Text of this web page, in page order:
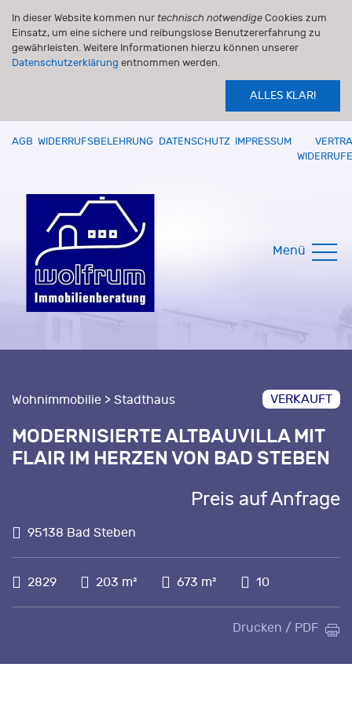
In dieser Website kommen nur technisch notwendige Cookies zum
Einsatz, um eine sichere und reibungslose Benutzererfahrung zu
gewährleisten. Weitere Informationen hierzu können unserer
Datenschutzerklärung entnommen werden.
ALLES KLAR!
AGB WIDERRUFSBELEHRUNG DATENSCHUTZ IMPRESSUM
Menü
Wohnimmobilie > Stadthaus VERKAUFT
MODERNISIERTE ALTBAUVILLA MIT
FLAIR IM HERZEN VON BAD STEBEN
95138 Bad Steben
Preis auf Anfrage
2829 203 m² 673 m² 10
Drucken / PDF